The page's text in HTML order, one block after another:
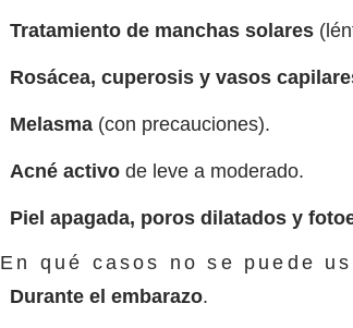
Tratamiento de manchas solares
Rosácea, cuperosis y vasos
Melasma(con precauciones).
Acné activode leve a moderado.
Piel apagada, poros dilatados y
qué casos no se puede
Durante el embarazo.